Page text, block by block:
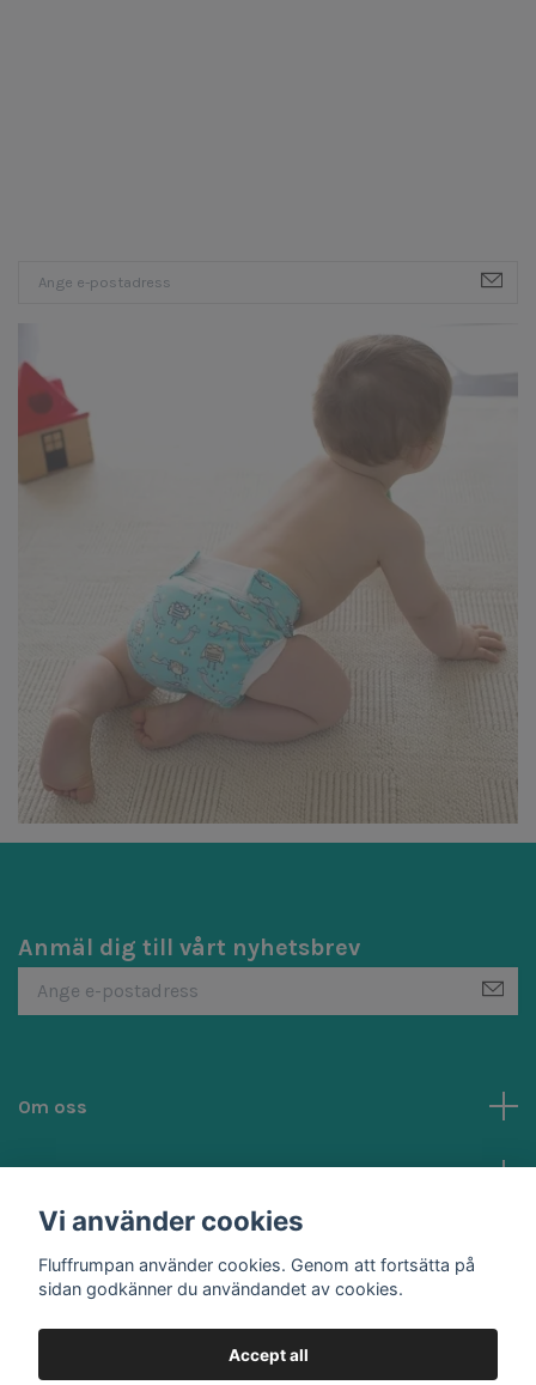
Anmäl dig till vårt nyhetsbrev
Om oss
Kundtjänst
Vi använder cookies
Fluffrumpan använder cookies. Genom att fortsätta på
sidan godkänner du användandet av cookies.
Accept all